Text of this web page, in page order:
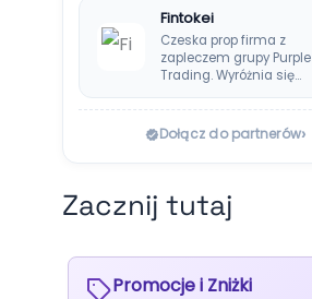
Fintokei
Czeska prop firma z
zapleczem grupy Purple
Trading. Wyróżnia się
Payouts, wypłatami…
Dołącz do partnerów›
Zacznij tutaj
Promocje i Zniżki